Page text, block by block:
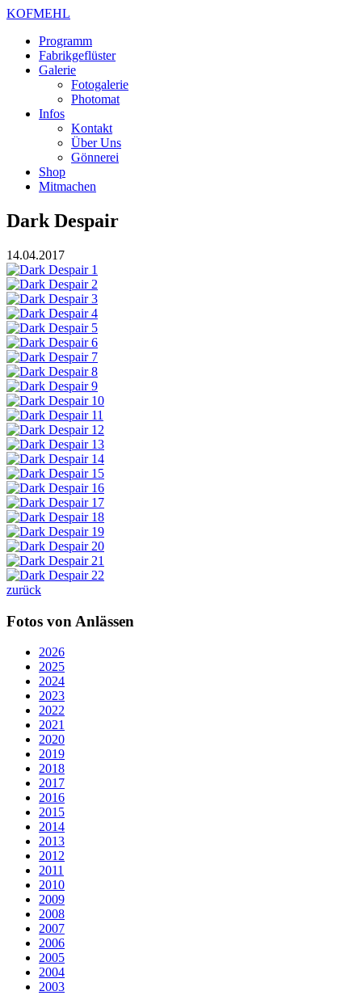
KOFMEHL
Programm
Fabrikgeflüster
Galerie
Fotogalerie
Photomat
Infos
Kontakt
Über Uns
Gönnerei
Shop
Mitmachen
Dark Despair
14.04.2017
zurück
Fotos von Anlässen
2026
2025
2024
2023
2022
2021
2020
2019
2018
2017
2016
2015
2014
2013
2012
2011
2010
2009
2008
2007
2006
2005
2004
2003